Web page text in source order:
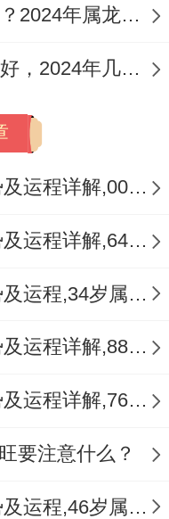
战、丙辰龙需时
事;人际交往，当
策...
曙光，拥抱幸运
2024年属龙的人是什么命？2024年属龙人命运分析
2024年出生的宝宝几月最好，2024年几月出生的龙宝宝最好命
2000年属龙人2024年运势及运程详解,00年出生24岁肖龙人在2024全年每月运势完整版
1964年属龙人2024年运势及运程详解,64年出生60岁肖龙人在2024全年每月运势完整版
1988年属龙女2022年运势及运程,34岁属龙人2022全年每月运势女性如何
1988年属龙人2024年运势及运程详解,88年出生36岁肖龙人在2024全年每月运势完整版
1976年属龙人2024年运势及运程详解,76年出生48岁肖龙人在2024全年每月运势完整版
要注意什么？
1976年属龙女2022年运势及运程,46岁属龙人2022全年每月运势女性如何